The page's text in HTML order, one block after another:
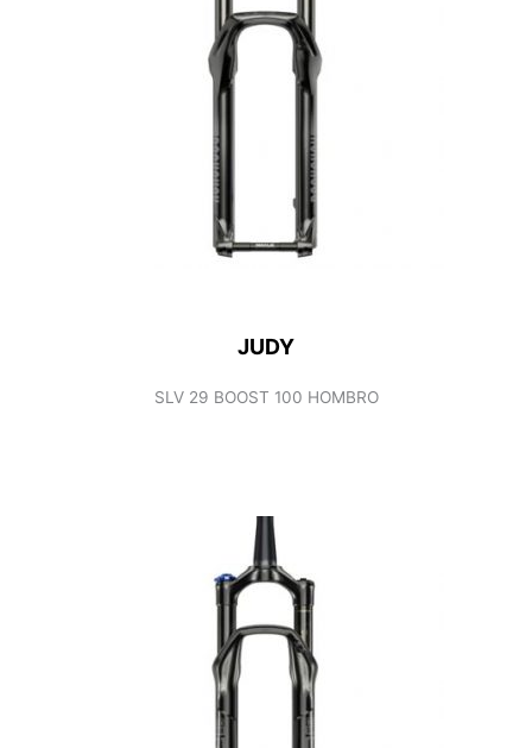
JUDY
SLV 29 BOOST 100 HOMBRO